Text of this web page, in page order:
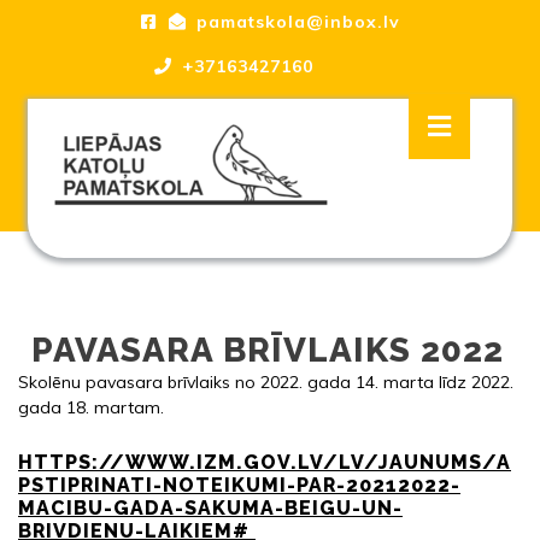
pamatskola@inbox.lv
+37163427160
Open
PAVASARA BRĪVLAIKS 2022
Skolēnu pavasara brīvlaiks no 2022. gada 14. marta līdz 2022.
gada 18. martam.
HTTPS://WWW.IZM.GOV.LV/LV/JAUNUMS/A
PSTIPRINATI-NOTEIKUMI-PAR-20212022-
MACIBU-GADA-SAKUMA-BEIGU-UN-
BRIVDIENU-LAIKIEM#